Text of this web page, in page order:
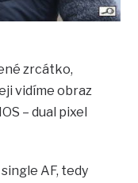
zrcátko,
vidíme obraz
– dual pixel
AF, tedy